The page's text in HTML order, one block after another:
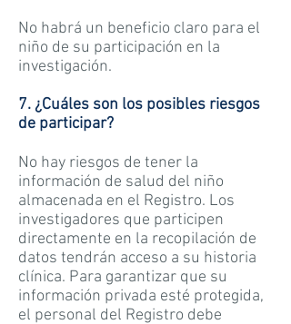
No habrá un beneficio claro para el
niño de su participación en la
investigación.
7. ¿Cuáles son los posibles riesgos
de participar?
No hay riesgos de tener la
información de salud del niño
almacenada en el Registro. Los
investigadores que participen
directamente en la recopilación de
datos tendrán acceso a su historia
clínica. Para garantizar que su
información privada esté protegida,
el personal del Registro debe